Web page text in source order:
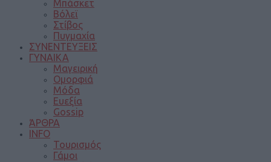
Μπάσκετ
Βόλεϊ
Στίβος
Πυγμαχία
ΣΥΝΕΝΤΕΥΞΕΙΣ
ΓΥΝΑΙΚΑ
Μαγειρική
Ομορφιά
Μόδα
Ευεξία
Gossip
ΆΡΘΡΑ
INFO
Τουρισμός
Γάμοι